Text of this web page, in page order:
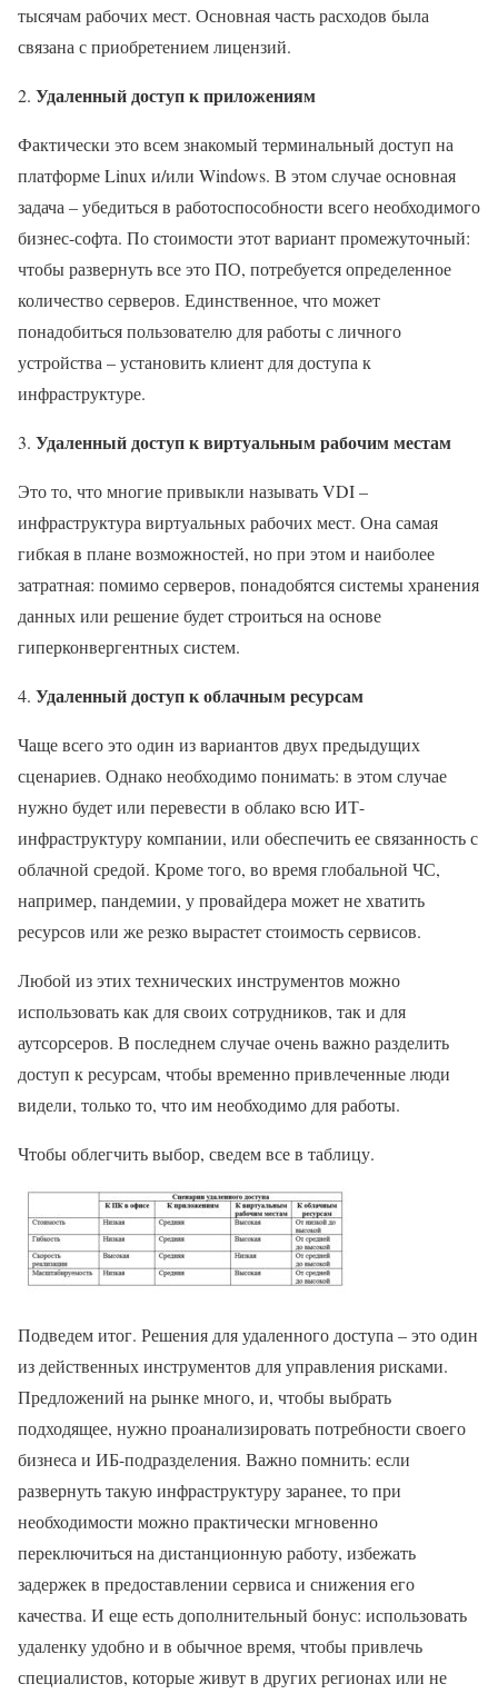
тысячам рабочих мест. Основная часть расходов была
связана с приобретением лицензий.
Удаленный доступ к приложениям
Фактически это всем знакомый терминальный доступ на
платформе Linux и/или Windows. В этом случае основная
задача – убедиться в работоспособности всего необходимого
бизнес-софта. По стоимости этот вариант промежуточный:
чтобы развернуть все это ПО, потребуется определенное
количество серверов. Единственное, что может
понадобиться пользователю для работы с личного
устройства – установить клиент для доступа к
инфраструктуре.
Удаленный доступ к виртуальным рабочим местам
Это то, что многие привыкли называть VDI –
инфраструктура виртуальных рабочих мест. Она самая
гибкая в плане возможностей, но при этом и наиболее
затратная: помимо серверов, понадобятся системы хранения
данных или решение будет строиться на основе
гиперконвергентных систем.
Удаленный доступ к облачным ресурсам
Чаще всего это один из вариантов двух предыдущих
сценариев. Однако необходимо понимать: в этом случае
нужно будет или перевести в облако всю ИТ-
инфраструктуру компании, или обеспечить ее связанность с
облачной средой. Кроме того, во время глобальной ЧС,
например, пандемии, у провайдера может не хватить
ресурсов или же резко вырастет стоимость сервисов.
Любой из этих технических инструментов можно
использовать как для своих сотрудников, так и для
аутсорсеров. В последнем случае очень важно разделить
доступ к ресурсам, чтобы временно привлеченные люди
видели, только то, что им необходимо для работы.
Чтобы облегчить выбор, сведем все в таблицу.
Подведем итог. Решения для удаленного доступа – это один
из действенных инструментов для управления рисками.
Предложений на рынке много, и, чтобы выбрать
подходящее, нужно проанализировать потребности своего
бизнеса и ИБ-подразделения. Важно помнить: если
развернуть такую инфраструктуру заранее, то при
необходимости можно практически мгновенно
переключиться на дистанционную работу, избежать
задержек в предоставлении сервиса и снижения его
качества. И еще есть дополнительный бонус: использовать
удаленку удобно и в обычное время, чтобы привлечь
специалистов, которые живут в других регионах или не